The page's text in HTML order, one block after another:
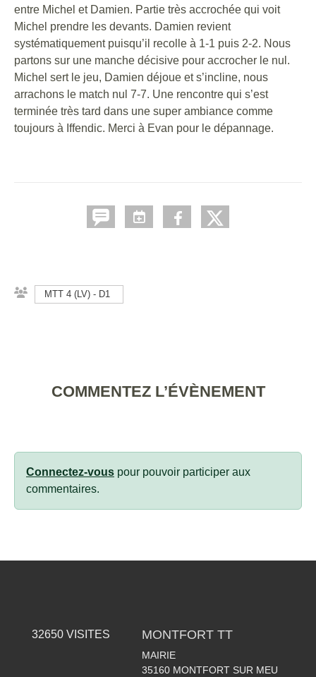
entre Michel et Damien. Partie très accrochée qui voit
Michel prendre les devants. Damien revient
systématiquement puisqu’il recolle à 1-1 puis 2-2. Nous
partons sur une manche décisive pour accrocher le nul.
Michel sert le jeu, Damien déjoue et s’incline, nous
arrachons le match nul 7-7. Une rencontre qui s’est
terminée très tard dans une super ambiance comme
toujours à Iffendic. Merci à Evan pour le dépannage.
MTT 4 (LV) - D1
COMMENTEZ L’ÉVÈNEMENT
Connectez-vous pour pouvoir participer aux
commentaires.
32650VISITES MONTFORT TT
MAIRIE
35160 MONTFORT SUR MEU